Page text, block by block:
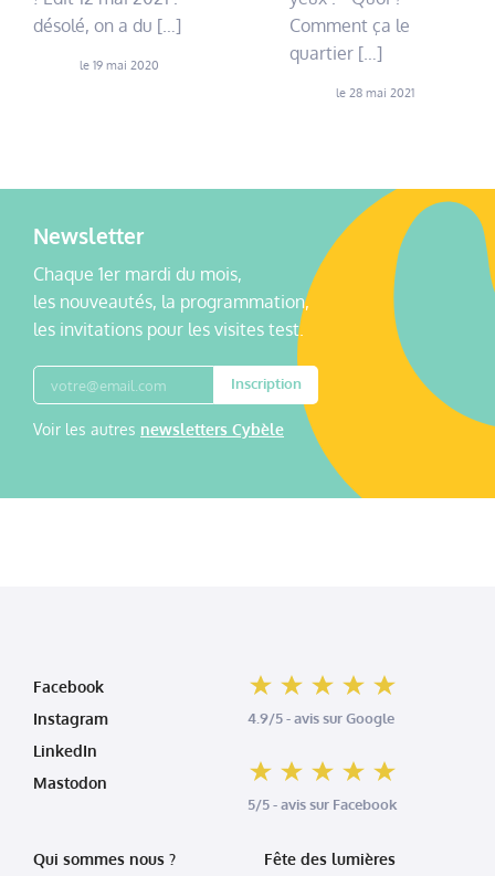
désolé, on a du […]
le 19 mai 2020
Comment ça le
quartier […]
le 28 mai 2021
Newsletter
Chaque 1er mardi du mois,
les nouveautés, la programmation,
les invitations pour les visites test.
Inscription
Voir les autres newsletters Cybèle
Qui sommes nous ? Fête des lumières
4.9/5 - avis sur Google
5/5 - avis sur Facebook
Facebook
Instagram
LinkedIn
Mastodon